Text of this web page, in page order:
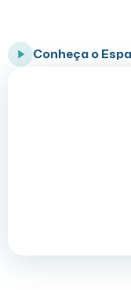
Conheça o